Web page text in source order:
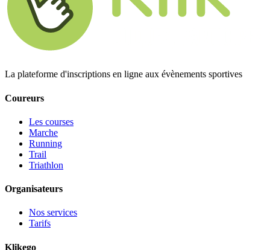
La plateforme d'inscriptions en ligne aux évènements sportives
Coureurs
Les courses
Marche
Running
Trail
Triathlon
Organisateurs
Nos services
Tarifs
Klikego